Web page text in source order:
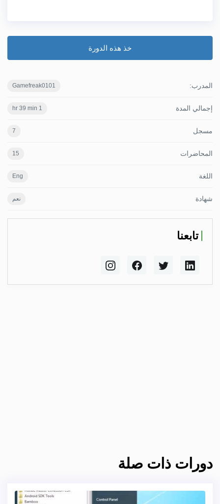
خذ هذه الدورة
المدرب: Gamefreak0101
إجمالي المدة 1 hr 39 min
مسجل 7
المحاضرات 15
اللغة Eng
شهادة نعم
تابعنا
دورات ذات صلة